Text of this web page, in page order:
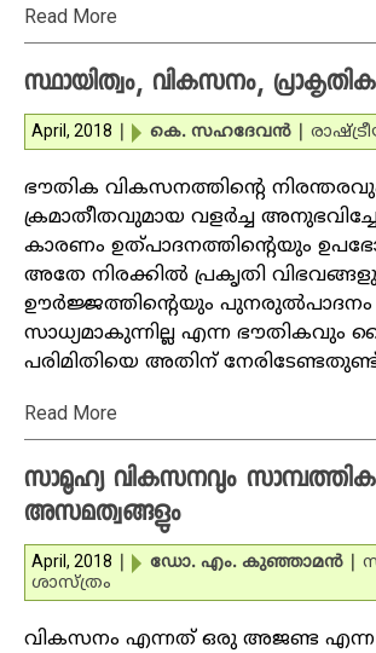
Read More
സ്ഥായിത്വം, വികസനം,
April, 2018 കെ. സഹദേവന്‍
ഭൗതിക വികസനത്തിന്റെ
ക്രമാതീതവുമായ വളര്‍ച്ച
കാരണം ഉത്പാദനത്തിന്റെയും
അതേ നിരക്കില്‍ പ്രകൃതി
ഊര്‍ജ്ജത്തിന്റെയും പുനരുല്‍പാദനം
സാധ്യമാകുന്നില്ല എന്ന ഭൗതികവും
പരിമിതിയെ അതിന്
Read More
സാമൂഹ്യ വികസനവും സാമ്പത്തിക
അസമത്വങ്ങളും
April, 2018 ഡോ. എം. കുഞ്ഞാമന്‍
ശാസ്ത്രം
വികസനം എന്നത് ഒരു അജണ്ട എന്ന